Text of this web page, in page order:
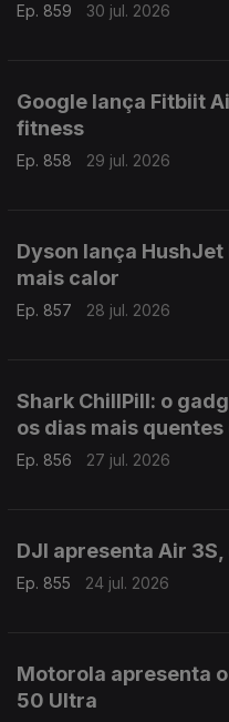
Ep. 859 30 jul. 2026
Google lança Fitbiit
fitness
Ep. 858 29 jul. 2026
Dyson lança
mais calor
Ep. 857 28 jul. 2026
Shark ChillPill: o
os dias mais
Ep. 856 27 jul. 2026
DJI apresenta Air
Ep. 855 24 jul. 2026
Motorola apresenta
50 Ultra